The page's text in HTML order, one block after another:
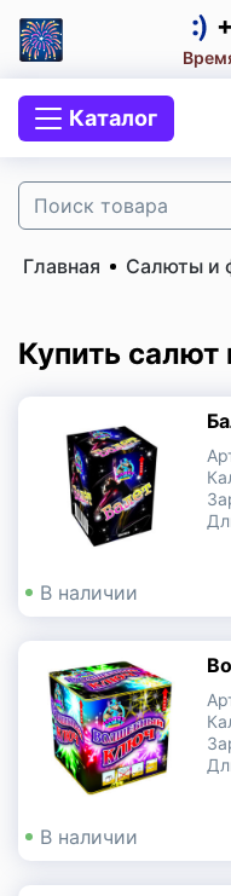
Каталог
Главная Салюты и
Купить
В наличии
В наличии
Салюты и
Малые
Средние
Большие
Салют на
Салют на
Цветной дым
Свечи для
Бенгальские
Небесные
Хлопушки